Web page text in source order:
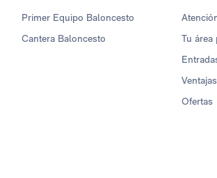
Primer Equipo Baloncesto
Cantera Baloncesto
Tu área
Ofertas